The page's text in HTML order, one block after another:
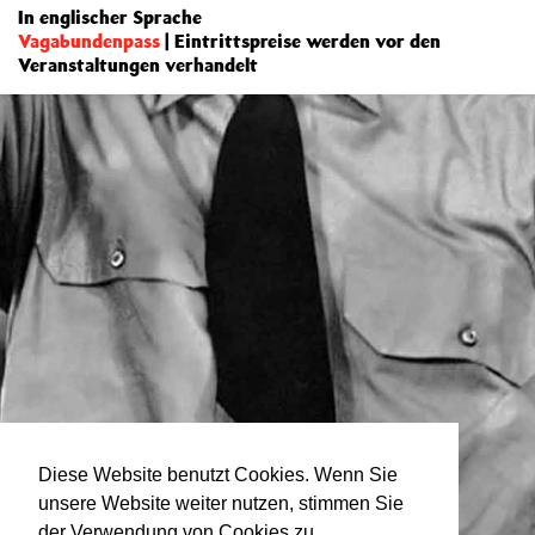
Diese Website benutzt Cookies. Wenn Sie
unsere Website weiter nutzen, stimmen Sie
In englischer Sprache
Vagabundenpass | Eintrittspreise werden vor den
Veranstaltungen verhandelt